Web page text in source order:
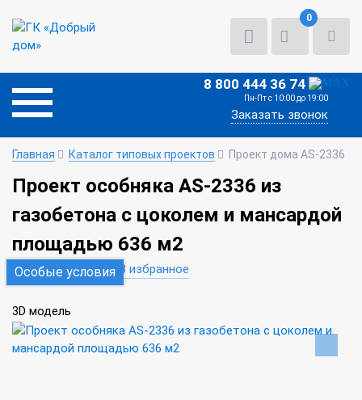
0
8 800 444 36 74
Пн-Пт с 10:00 до 19:00
Заказать звонок
Главная Каталог типовых проектов Проект дома AS-2336
Проект особняка AS-2336 из
газобетона с цоколем и мансардой
площадью 636 м2
В сравнение В избранное
3D модель
Особые условия